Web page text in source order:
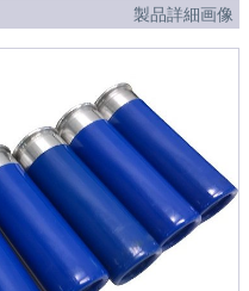
製品詳細画像